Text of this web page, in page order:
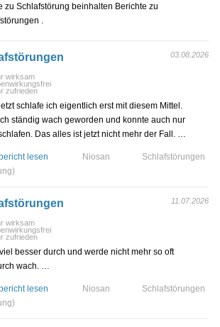
zu Schlafstörung beinhalten Berichte zu
.
03.08.2026
wirksam
zufrieden
schlafe ich eigentlich erst mit diesem Mittel.
ständig wach geworden und konnte auch nur
Das alles ist jetzt nicht mehr der Fall. …
lesen Niosan
Schlafstörungen
11.07.2026
wirksam
zufrieden
besser durch und werde nicht mehr so oft
wach. …
lesen Niosan
Schlafstörungen